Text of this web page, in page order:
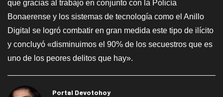
que gracias al trabajo en conjunto con la Policía
Bonaerense y los sistemas de tecnología como el Anillo
Digital se logró combatir en gran medida este tipo de ilícito
y concluyó «disminuimos el 90% de los secuestros que es
uno de los peores delitos que hay».
Portal Devotohoy